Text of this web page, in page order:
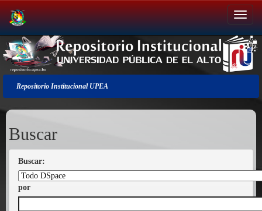
Salir
de
la
navegación
Repositorio Institucional UPEA
Buscar
Buscar:
por